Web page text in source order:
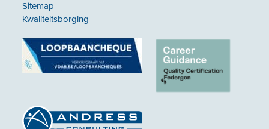
Sitemap
Kwaliteitsborging